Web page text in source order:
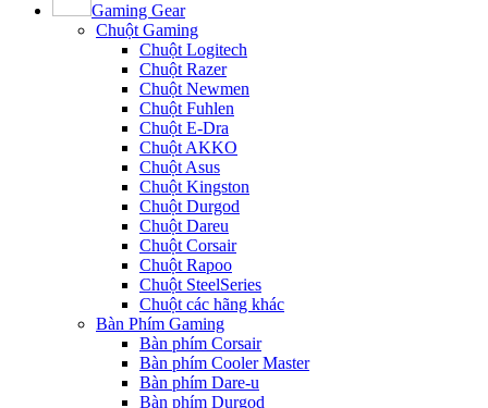
Gaming Gear
Chuột Gaming
Chuột Logitech
Chuột Razer
Chuột Newmen
Chuột Fuhlen
Chuột E-Dra
Chuột AKKO
Chuột Asus
Chuột Kingston
Chuột Durgod
Chuột Dareu
Chuột Corsair
Chuột Rapoo
Chuột SteelSeries
Chuột các hãng khác
Bàn Phím Gaming
Bàn phím Corsair
Bàn phím Cooler Master
Bàn phím Dare-u
Bàn phím Durgod